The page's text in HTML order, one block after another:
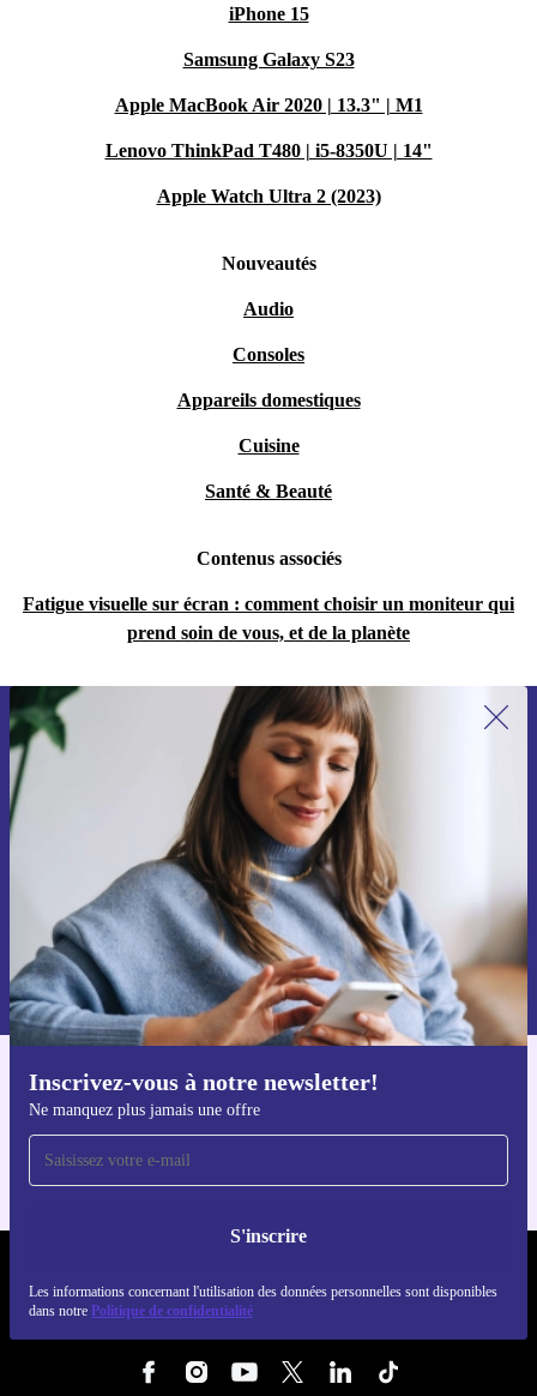
iPhone 15
Samsung Galaxy S23
Apple MacBook Air 2020 | 13.3" | M1
Lenovo ThinkPad T480 | i5-8350U | 14"
Apple Watch Ultra 2 (2023)
Nouveautés
Audio
Consoles
Appareils domestiques
Cuisine
Santé & Beauté
Contenus associés
Fatigue visuelle sur écran : comment choisir un moniteur qui
prend soin de vous, et de la planète
Inscrivez-vous à notre newsletter!
Ne manquez plus jamais une offre
S'inscrire
Les informations concernant l'utilisation des données personnelles sont disponibles
dans notre Politique de confidentialité
Recevoir offres et infos de refurbed
par mail
Ne manquez plus aucune offre.
S'inscrire
Retrouvez les informations sur l'utilisation des données personnelles
dans notre
politique de confidentialité.
Téléchargez l'application refurbed
Pour iOS et Android